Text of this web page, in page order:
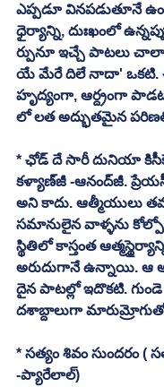
ఎప్పడూ వినపడుతూనే
ధైర్యాన్ని, దుఃఖంలో
ర్పునూ ఇచ్చే పాటలు
యే మేరే దిలే నాదా' ఒకటి.
హృద్యంగా, ఆర్ద్రంగా
లో లత అద్భుతమైన
* ఛోడ్‌ దే సారీ దునియా కిసీకే లియే -( సరస్వతీ చంద్ర 1969,
కళ్యాణ్‌జీ -ఆనంద్‍జీ. ప్రేయసీ ప్రియులు ఒకరికొకరు దూరం అయుతేనే
అని కాదు. ఆత్మీయులు
సమానులైన వాళ్ళను
స్థితిలో కాస్తంత
అరుదుగానే ఉన్నాయి. ఆ
దైన పాటల్లో ఇదొకటి.
దశాబ్దాలుగా
* సత్యం శివం సుందరం (
-ప్యారేలాల్‌)